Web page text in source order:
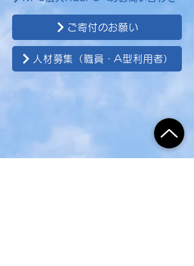
ご寄付のお願い
人材募集（職員・A型利用者）